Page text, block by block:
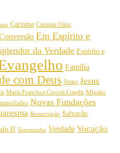
Carisma Carisma Oásis
Em Espírito e
da Verdade Espírito e
Família
com Deus Jesus Jesus
Maria Francisca Crocoli Longhi Missão
Novas Fundações
Ressurreição Salvação
II Testemunho Verdade Vocação